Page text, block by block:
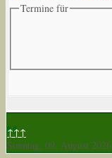
Termine für
↑↑↑
Sonntag, 09. August 2026